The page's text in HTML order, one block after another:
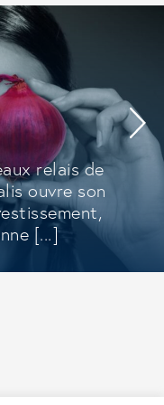
relais de
ouvre son
[...]